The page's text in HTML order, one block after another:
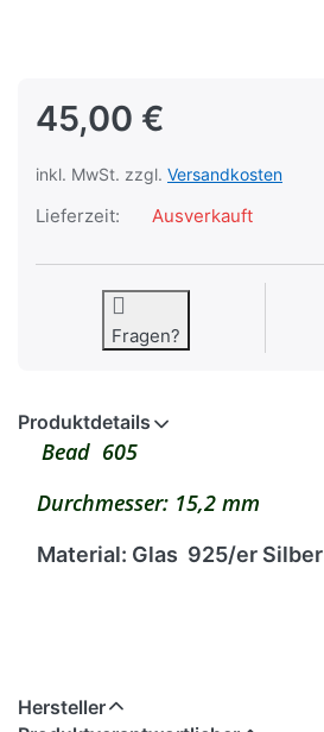
45,00 €
inkl. MwSt. zzgl. Versandkosten
Lieferzeit: Ausverkauft
Fragen?
Produktdetails
Bead 605
Durchmesser: 15,2 mm
Material: Glas 925/er Silber
Hersteller